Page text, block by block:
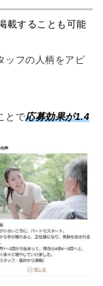
載することも可能
ッフの人柄をアピ
とで応募効果が1.4